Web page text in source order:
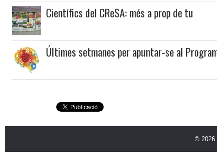
Científics del CReSA: més a prop de tu
Últimes setmanes per apuntar-se al
© 2026